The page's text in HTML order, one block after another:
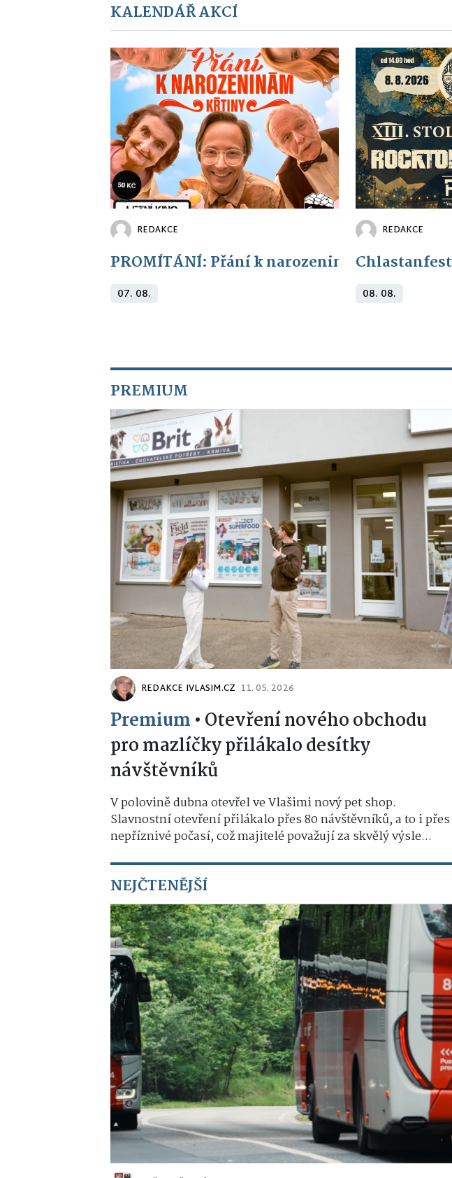
KALENDÁŘ AKCÍ
REDAKCE
PROMÍTÁNÍ: Přání k narozeninám: Křtiny
07. 08.
REDAKCE
Chlastanfest
08. 08.
PREMIUM
REDAKCE IVLASIM.CZ 11. 05. 2026
Premium • Otevření nového obchodu
pro mazlíčky přilákalo desítky
návštěvníků
V polovině dubna otevřel ve Vlašimi nový pet shop.
Slavnostní otevření přilákalo přes 80 návštěvníků, a to i přes
nepříznivé počasí, což majitelé považují za skvělý výsle...
NEJČTENĚJŠÍ